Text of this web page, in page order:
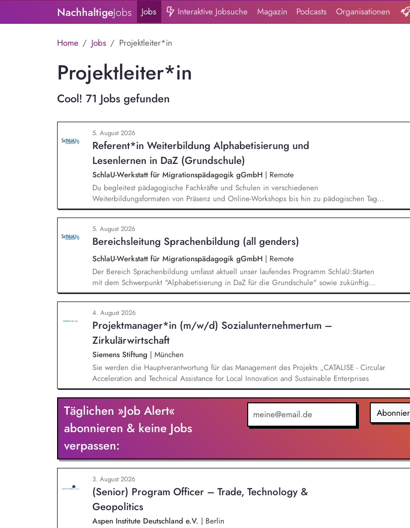
NachhaltigeJobs Jobs Interaktive Jobsuche Magazin Podcasts Organisationen
Home Jobs Projektleiter*in
Projektleiter*in
Cool! 71 Jobs gefunden
5. August 2026
Referent*in Weiterbildung Alphabetisierung und
Lesenlernen in DaZ (Grundschule)
SchlaU-Werkstatt für Migrationspädagogik gGmbH | Remote
Du begleitest pädagogische Fachkräfte und Schulen in verschiedenen
Weiterbildungsformaten von Präsenz und Online-Workshops bis hin zu pädogischen Tagen
und erstellst Online-Selbstlernkurse für unsere Plattform schlau-lernen.org. Die inhaltlichen
Schwerpunkte liegen dabei auf den Bereichen Lesen lernen,
Mehrsprachigkeitsbewusstsein und Alphabetisierung in der Grundschule.
5. August 2026
Bereichsleitung Sprachenbildung (all genders)
SchlaU-Werkstatt für Migrationspädagogik gGmbH | Remote
Der Bereich Sprachenbildung umfasst aktuell unser laufendes Programm SchlaU:Starten
mit dem Schwerpunkt "Alphabetisierung in DaZ für die Grundschule" sowie zukünftig
weitere auf Unterrichtsmaterial bezogene Projekte mit den Schwerpunkten
sprachensensibles und rassismuskritisches Deutschlernen von der Grundschule bis in die
Berufliche Bildung. Der Bereich Sprachenbildung entwickelt in seinen Projekten dazu
zielgruppengerechte und innovative Unterrichtsmaterialien und begleitet pädagogische
Fachkräfte mit daran angeschlossenen Weiterbildungsangeboten online wie offline.
4. August 2026
Projektmanager*in (m/w/d) Sozialunternehmertum –
Zirkulärwirtschaft
Siemens Stiftung | München
Sie werden die Hauptverantwortung für das Management des Projekts „CATALISE - Circular
Acceleration and Technical Assistance for Local Innovation and Sustainable Enterprises
Täglichen »Job Alert«
abonnieren & keine Jobs
verpassen:
3. August 2026
(Senior) Program Officer – Trade, Technology &
Geopolitics
Aspen Institute Deutschland e.V. | Berlin